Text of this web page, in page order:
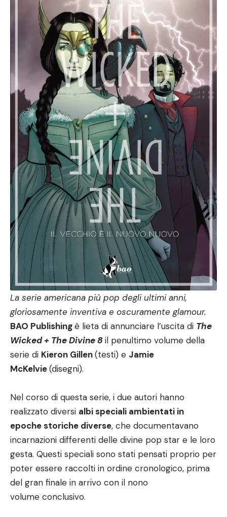
La serie americana più pop degli ultimi anni,
gloriosamente inventiva e oscuramente glamour.
BAO Publishingè lieta di annunciare l’uscita di The
Wicked + The Divine8il penultimo volume della
serie di Kieron Gillen(testi) e Jamie
McKelvie(disegni).
Nel corso di questa serie, i due autori hanno
realizzato diversi albi speciali ambientati in
epoche storiche diverse, che documentavano
incarnazioni differenti delle divine pop star e le loro
gesta. Questi speciali sono stati pensati proprio per
poter essere raccolti in ordine cronologico, prima
del gran finale in arrivo con il nono
volume conclusivo.